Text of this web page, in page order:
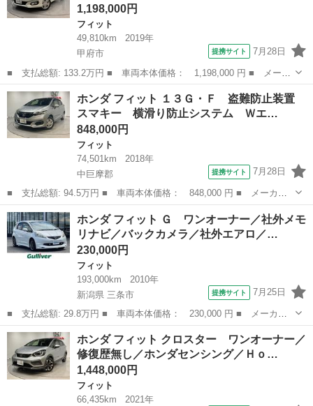
1,198,000円
フィット
49,810km
2019年
甲府市
提携サイト 7月28日
■ 支払総額: 133.2万円 ■ 車両本体価格： 1,198,000 円 ■ メーカ
ー名： ホンダ ■ 車種名： フィット ■ グレード名： １３Ｇ・
Ｌホンダセンシング ＥＳＣ クルコン ＡＢＳ サイドエアバッ
グ キーフ...
山梨 甲府市 フィット
ホンダ フィット １３Ｇ・Ｆ 盗難防止装置
スマキー 横滑り防止システム Ｗエ…
848,000円
フィット
74,501km
2018年
中巨摩郡
提携サイト 7月28日
■ 支払総額: 94.5万円 ■ 車両本体価格： 848,000 円 ■ メーカー
名： ホンダ ■ 車種名： フィット ■ グレード名： １３Ｇ・
Ｆ 盗難防止装置 スマキー 横滑り防止システム Ｗエアバック
キーフリーシス...
山梨 中巨摩郡 フィット
ホンダ フィット Ｇ ワンオーナー／社外メモ
リナビ／バックカメラ／社外エアロ／…
230,000円
フィット
193,000km
2010年
新潟県 三条市
提携サイト 7月25日
■ 支払総額: 29.8万円 ■ 車両本体価格： 230,000 円 ■ メーカー
名： ホンダ ■ 車種名： フィット ■ グレード名： Ｇ ワンオ
ーナー／社外メモリナビ／バックカメラ／社外エアロ／ＬＥＤヘッド
ライト／シガ...
新潟 三条市 フィット
ホンダ フィット クロスター ワンオーナー／
修復歴無し／ホンダセンシング／Ｈｏ…
1,448,000円
フィット
66,435km
2021年